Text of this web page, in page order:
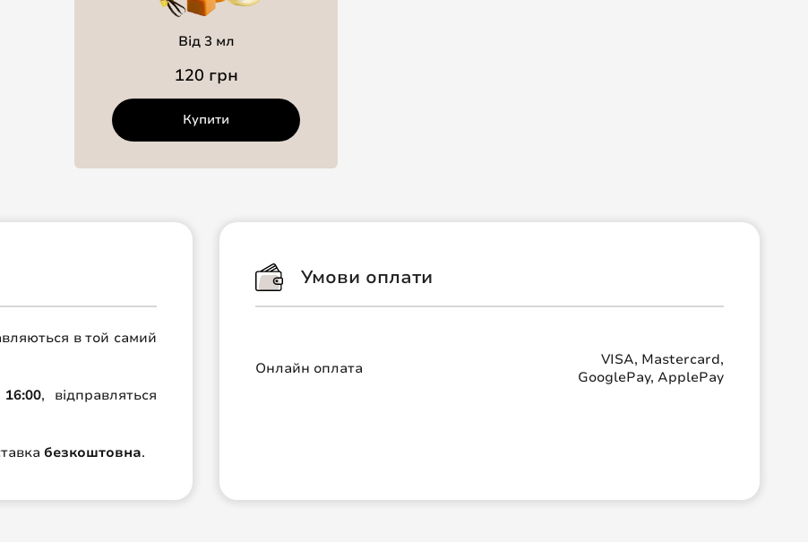
Від 3 мл
120 грн
Купити
в той самий
, відправляться
безкоштовна.
Умови оплати
Онлайн оплата
VISA, Mastercard,
GooglePay, ApplePay